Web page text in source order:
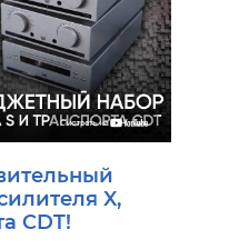
X,
CDT!